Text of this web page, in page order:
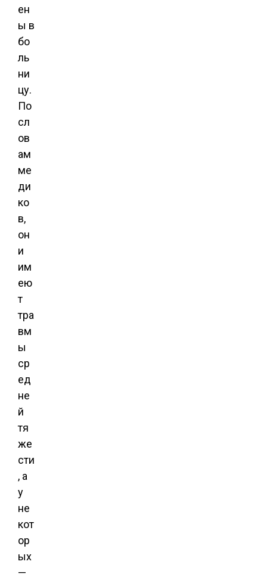
ен
ы в
бо
ль
ни
цу.
По
сл
ов
ам
ме
ди
ко
в,
он
и
им
ею
т
тра
вм
ы
ср
ед
не
й
тя
же
сти
, а
у
не
кот
ор
ых
—